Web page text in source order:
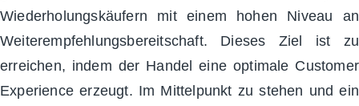
Wiederholungskäufern mit einem hohen Niveau an
Weiterempfehlungsbereitschaft. Dieses Ziel ist zu
erreichen, indem der Handel eine optimale Customer
Experience erzeugt. Im Mittelpunkt zu stehen und ein